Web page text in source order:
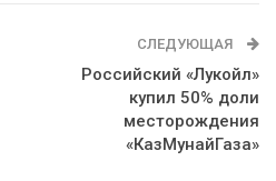
СЛЕДУЮЩАЯ
Российский «Лукойл»
купил 50% доли
месторождения
«КазМунайГаза»